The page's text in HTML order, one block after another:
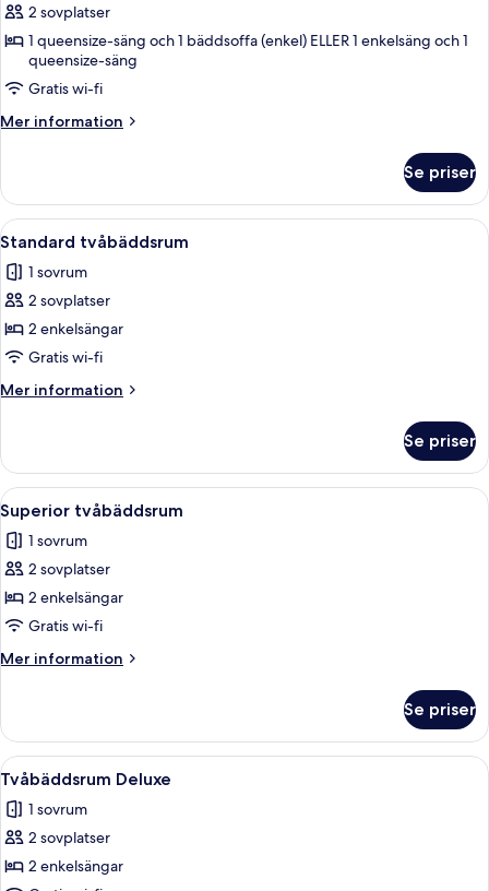
2 sovplatser
1 queensize-säng och 1 bäddsoffa (enkel) ELLER 1 enkelsäng och 1
queensize-säng
Gratis wi-fi
Mer information
Mer
Room
Se priser
Öppna
alla
foton
för
Standard
tvåbäddsrum
Ett hotellrum med två sängar, ett
7
Standard tvåbäddsrum
1 sovrum
2 sovplatser
2 enkelsängar
Gratis wi-fi
Mer information
Mer
tvåbäddsrum
Se priser
Öppna
alla
foton
för
Superior
tvåbäddsrum
Ett hotellrum med två sängar, ett
9
Superior tvåbäddsrum
1 sovrum
2 sovplatser
2 enkelsängar
Gratis wi-fi
Mer information
Mer
tvåbäddsrum
Se priser
Öppna
alla
foton
för
Tvåbäddsrum
Ett modernt sovrum med ett stort
6
Tvåbäddsrum Deluxe
1 sovrum
2 sovplatser
2 enkelsängar